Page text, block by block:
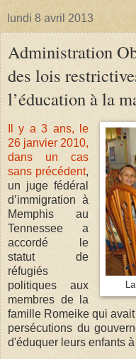
lundi 8 avril 2013
Administration
des lois
l’éducation à la
Il y a 3 ans, le
26 janvier 2010,
dans un cas
sans précédent,
un juge fédéral
d’immigration à
Memphis au
Tennessee a
accordé le
statut de
réfugiés
politiques aux
membres de la
famille Romeike qui
persécutions du
d'éduquer leurs enfants